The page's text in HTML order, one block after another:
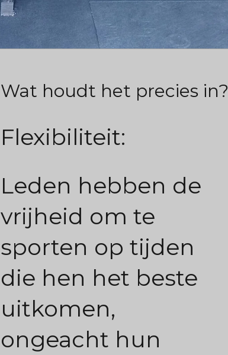
Wat houdt het precies in?
Flexibiliteit:
Leden hebben de
vrijheid om te
sporten op tijden
die hen het beste
uitkomen,
ongeacht hun